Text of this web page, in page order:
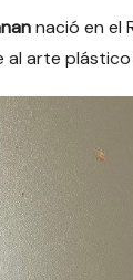
nació en el
arte plástico